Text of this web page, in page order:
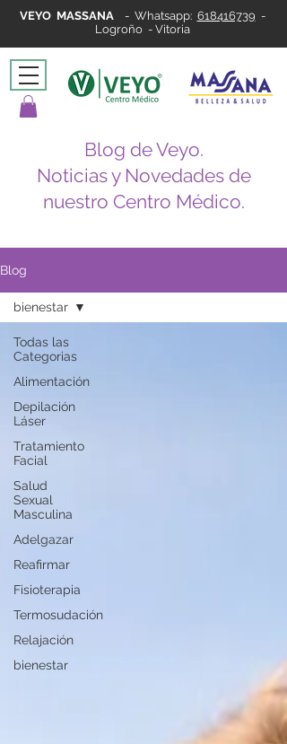
VEYO MASSANA- Whatsapp: 618416739 -
Logroño - Vitoria
Blog de Veyo.
Noticias y Novedades de
nuestro Centro Médico.
Blog
Todas las
Categorias
Alimentación
Depilación
Láser
Tratamiento
Facial
Salud
Sexual
Masculina
Adelgazar
Reafirmar
Fisioterapia
Termosudación
Relajación
bienestar
bienestar